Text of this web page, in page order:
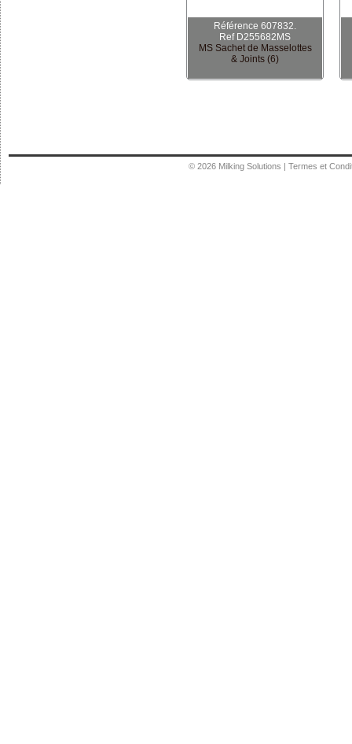
Référence 607832.
Ref D255682MS
MS Sachet de Masselottes
& Joints (6)
© 2026 Milking Solutions | Termes et